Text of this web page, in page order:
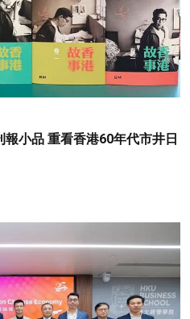
小品 重看香港60年代市井日